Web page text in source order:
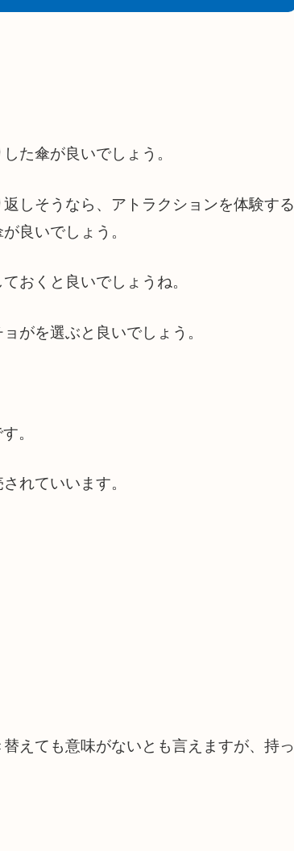
た傘が良いでしょう。
しそうなら、アトラクションを体験する
良いでしょう。
おくと良いでしょうね。
がを選ぶと良いでしょう。
。
れていいます。
えても意味がないとも言えますが、持っ